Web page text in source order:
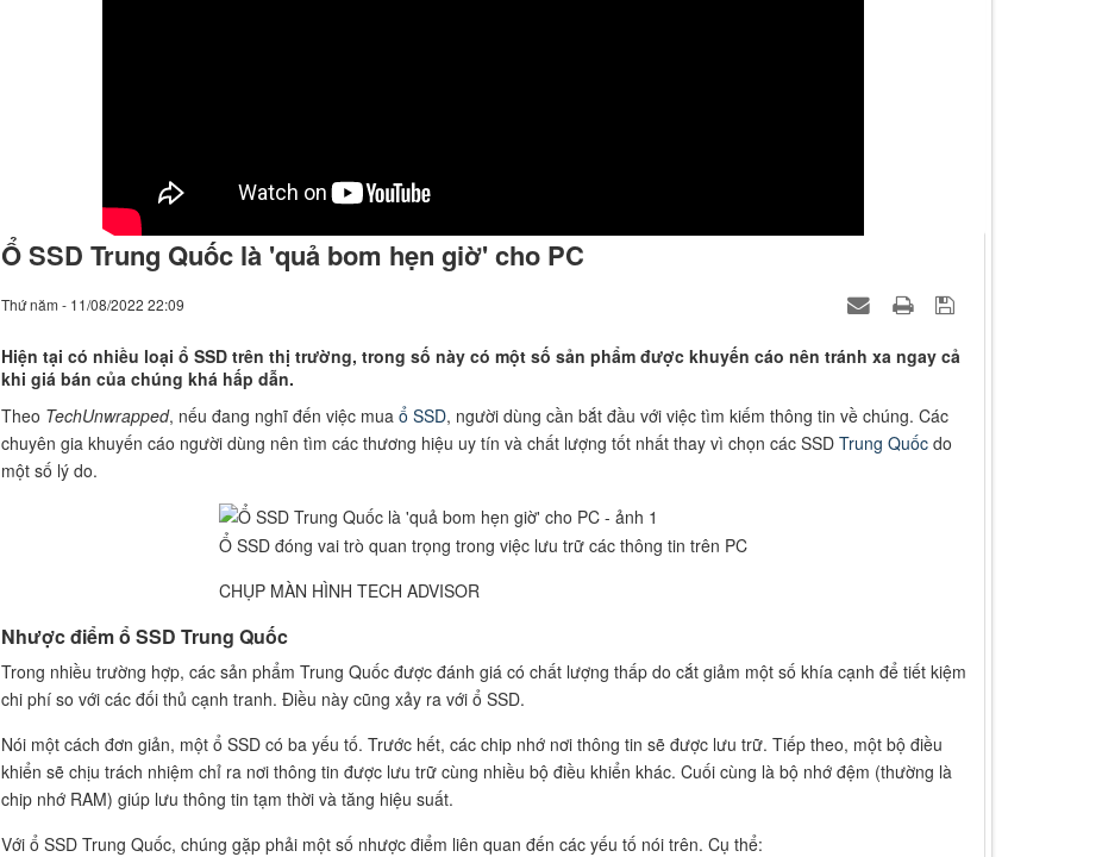
Ổ SSD Trung Quốc là 'quả bom hẹn giờ' cho PC
Thứ năm - 11/08/2022 22:09
Hiện tại có nhiều loại ổ SSD trên thị trường, trong số này có một số sản phẩm được khuyến cáo nên tránh xa ngay cả
khi giá bán của chúng khá hấp dẫn.
Theo TechUnwrapped, nếu đang nghĩ đến việc mua ổ SSD, người dùng cần bắt đầu với việc tìm kiếm thông tin về chúng. Các
chuyên gia khuyến cáo người dùng nên tìm các thương hiệu uy tín và chất lượng tốt nhất thay vì chọn các SSD Trung Quốcdo
một số lý do.
Ổ SSD đóng vai trò quan trọng trong việc lưu trữ các thông tin trên PC
CHỤP MÀN HÌNH TECH ADVISOR
Nhược điểm ổ SSD Trung Quốc
Trong nhiều trường hợp, các sản phẩm Trung Quốc được đánh giá có chất lượng thấp do cắt giảm một số khía cạnh để tiết kiệm
chi phí so với các đối thủ cạnh tranh. Điều này cũng xảy ra với ổ SSD.
Nói một cách đơn giản, một ổ SSD có ba yếu tố. Trước hết, các chip nhớ nơi thông tin sẽ được lưu trữ. Tiếp theo, một bộ điều
khiển sẽ chịu trách nhiệm chỉ ra nơi thông tin được lưu trữ cùng nhiều bộ điều khiển khác. Cuối cùng là bộ nhớ đệm (thường là
chip nhớ RAM) giúp lưu thông tin tạm thời và tăng hiệu suất.
Với ổ SSD Trung Quốc, chúng gặp phải một số nhược điểm liên quan đến các yếu tố nói trên. Cụ thể: